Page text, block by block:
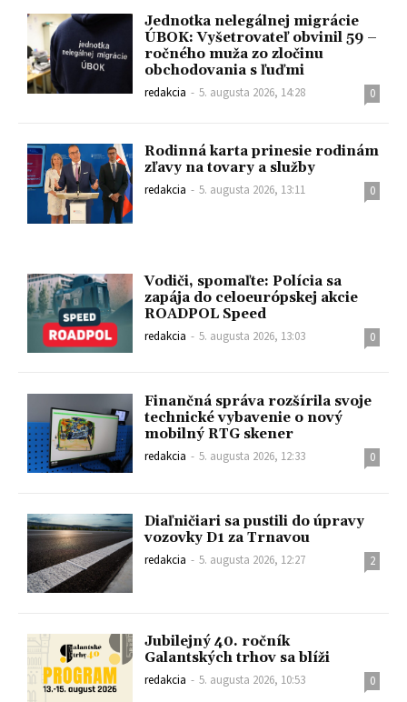
Jednotka nelegálnej migrácie
ÚBOK: Vyšetrovateľ obvinil 59 –
ročného muža zo zločinu
obchodovania s ľuďmi
redakcia - 5. augusta 2026, 14:28 0
Rodinná karta prinesie rodinám
zľavy na tovary a služby
redakcia - 5. augusta 2026, 13:11 0
Vodiči, spomaľte: Polícia sa
zapája do celoeurópskej akcie
ROADPOL Speed
redakcia - 5. augusta 2026, 13:03 0
Finančná správa rozšírila svoje
technické vybavenie o nový
mobilný RTG skener
redakcia - 5. augusta 2026, 12:33 0
Diaľničiari sa pustili do úpravy
vozovky D1 za Trnavou
redakcia - 5. augusta 2026, 12:27 2
Jubilejný 40. ročník
Galantských trhov sa blíži
redakcia - 5. augusta 2026, 10:53 0